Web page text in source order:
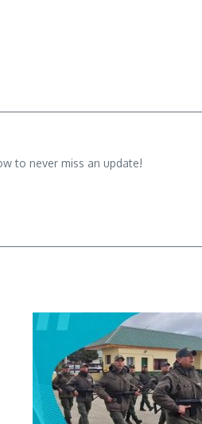
to never miss an update!